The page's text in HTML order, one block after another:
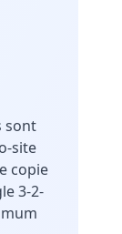
sont
site
copie
3-2-